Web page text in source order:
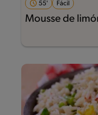
55' Fácil
Mousse de